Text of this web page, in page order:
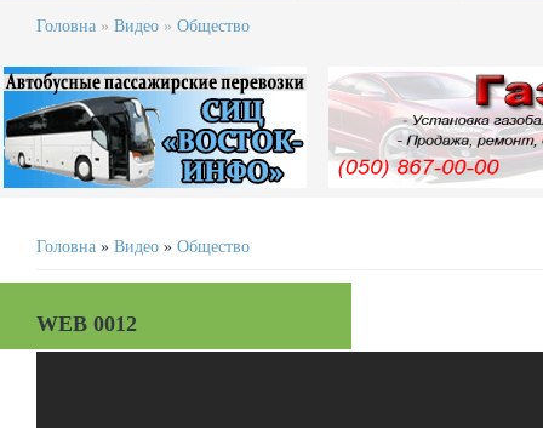
Головна » Видео » Общество
Головна » Видео » Общество
WEB 0012